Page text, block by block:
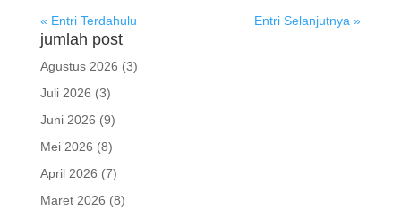
« Entri Terdahulu Entri Selanjutnya »
jumlah post
Agustus 2026 (3)
Juli 2026 (3)
Juni 2026 (9)
Mei 2026 (8)
April 2026 (7)
Maret 2026 (8)